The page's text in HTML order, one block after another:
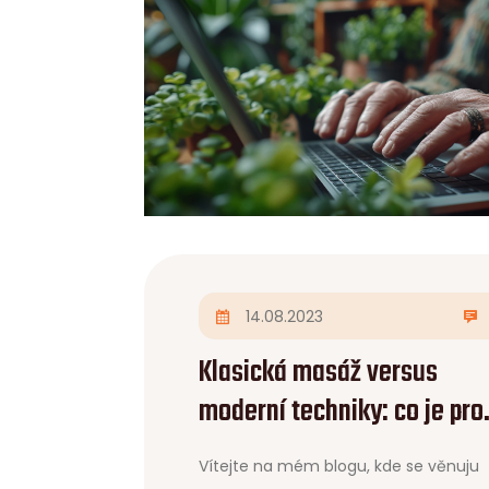
14.08.2023
Klasická masáž versus
moderní techniky: co je pro
vás lepší?
Vítejte na mém blogu, kde se věnuju